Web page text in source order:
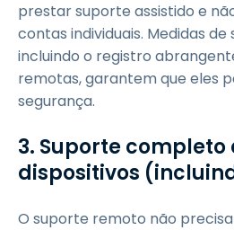
prestar suporte assistido e
contas individuais. Medidas
incluindo o registro
remotas, garantem que eles
segurança.
3. Suporte completo
dispositivos
O suporte remoto não